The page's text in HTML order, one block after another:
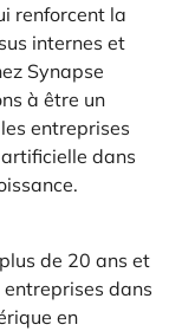
renforcent la
internes et
Synapse
à être un
entreprises
dans
de 20 ans et
dans
en